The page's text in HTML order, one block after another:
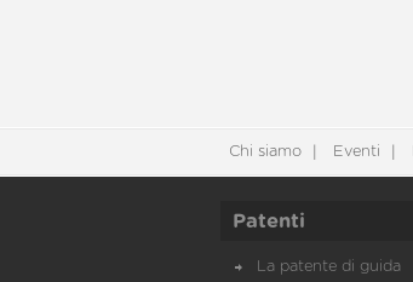
Chi siamo Eventi
Patenti
La patente di guida